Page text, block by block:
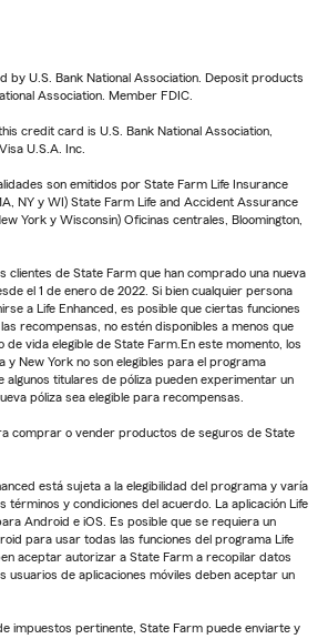
by U.S. Bank National Association. Deposit products
Association. Member FDIC.
credit card is U.S. Bank National Association,
U.S.A. Inc.
son emitidos por State Farm Life Insurance
NY y WI) State Farm Life and Accident Assurance
York y Wisconsin) Oficinas centrales, Bloomington,
clientes de State Farm que han comprado una nueva
el 1 de enero de 2022. Si bien cualquier persona
a Life Enhanced, es posible que ciertas funciones
recompensas, no estén disponibles a menos que
de vida elegible de State Farm.En este momento, los
y New York no son elegibles para el programa
algunos titulares de póliza pueden experimentar un
póliza sea elegible para recompensas.
comprar o vender productos de seguros de State
está sujeta a la elegibilidad del programa y varía
términos y condiciones del acuerdo. La aplicación Life
Android e iOS. Es posible que se requiera un
para usar todas las funciones del programa Life
aceptar autorizar a State Farm a recopilar datos
usuarios de aplicaciones móviles deben aceptar un
impuestos pertinente, State Farm puede enviarte y